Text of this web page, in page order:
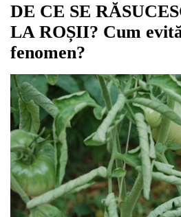
DE CE SE
LA ROȘII? Cum
fenomen?